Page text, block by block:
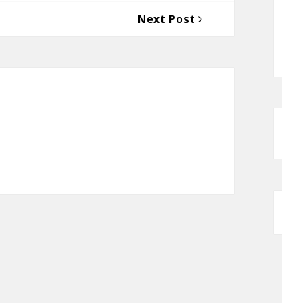
Next Post